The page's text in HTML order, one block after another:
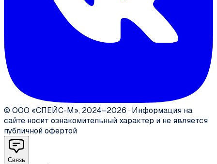
© ООО «СПЕЙС-М», 2024–2026 · Информация на
сайте носит ознакомительный характер и не является
публичной офертой
Связь